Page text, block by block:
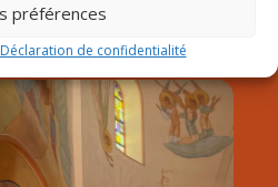
préférences
Déclaration de confidentialité